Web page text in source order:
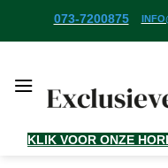
073-7200875
KLIK VOOR ONZE